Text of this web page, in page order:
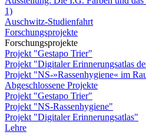
1)
Auschwitz-Studienfahrt
Forschungsprojekte
Forschungsprojekte
Projekt "Gestapo Trier"
Projekt "Digitaler Erinnerungsatlas
Projekt "NS-»Rassenhygiene« im
Abgeschlossene Projekte
Projekt "Gestapo Trier"
Projekt "NS-Rassenhygiene"
Projekt "Digitaler Erinnerungsatlas"
Lehre